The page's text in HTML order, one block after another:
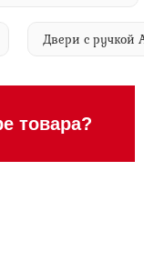
Двери с
товара?